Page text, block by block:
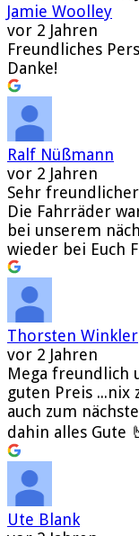
Jamie Woolley
vor 2 Jahren
Freundliches
Danke!
Ralf Nüßmann
vor 2 Jahren
Sehr
Die Fahrräder
bei unserem
wieder bei Euch
Thorsten Winkler
vor 2 Jahren
Mega freundlich
guten Preis ...nix
auch zum
dahin alles Gute
Ute Blank